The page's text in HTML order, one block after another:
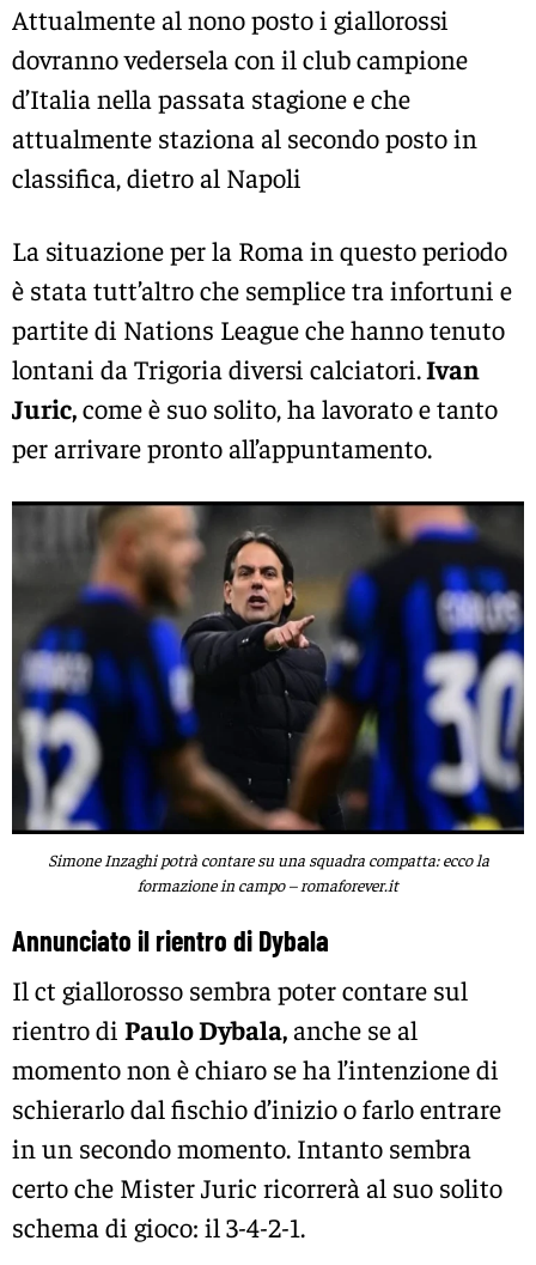
Attualmente al nono posto i giallorossi
dovranno vedersela con il club campione
d’Italia nella passata stagione e che
attualmente staziona al secondo posto in
classifica, dietro al Napoli
La situazione per la Roma in questo periodo
è stata tutt’altro che semplice tra infortuni e
partite di Nations League che hanno tenuto
lontani da Trigoria diversi calciatori.Ivan
Juric,come è suo solito, ha lavorato e tanto
per arrivare pronto all’appuntamento.
Simone Inzaghi potrà contare su una squadra compatta: ecco la
formazione in campo – romaforever.it
Annunciato il rientro di Dybala
Il ct giallorosso sembra poter contare sul
rientro di Paulo Dybala,anche se al
momento non è chiaro se ha l’intenzione di
schierarlo dal fischio d’inizio o farlo entrare
in un secondo momento. Intanto sembra
certo che Mister Juric ricorrerà al suo solito
schema di gioco: il 3-4-2-1.